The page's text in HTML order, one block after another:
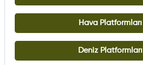
Hava Platformları
Deniz Platformları